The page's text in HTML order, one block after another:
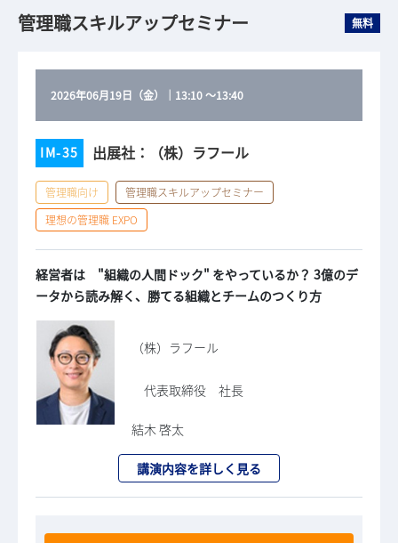
管理職スキルアップセミナー 無料
2026年06月19日（金） ｜ 13:10～13:40
IM-35 出展社：（株）ラフール
管理職向け
管理職スキルアップセミナー
理想の管理職 EXPO
経営者は "組織の人間ドック" をやっているか？ 3億のデ
ータから読み解く、勝てる組織とチームのつくり方
（株）ラフール
代表取締役 社長
結木 啓太
講演内容を詳しく見る